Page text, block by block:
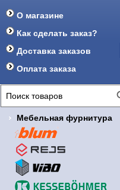
О магазине
Как сделать заказ?
Доставка заказов
Оплата заказа
Мебельная фурнитура